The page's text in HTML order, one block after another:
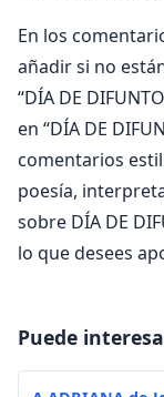
En los
añadir si no
“DÍA DE
en “DÍA DE
comentarios
poesía,
sobre DÍA DE
lo que desees
Puede